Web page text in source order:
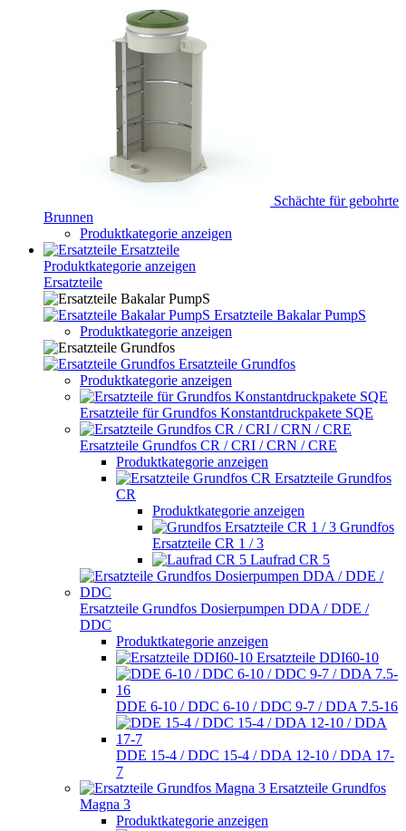
Schächte für gebohrte
Brunnen
Produktkategorie anzeigen
Ersatzteile
Produktkategorie anzeigen
Ersatzteile
Ersatzteile Bakalar PumpS
Produktkategorie anzeigen
Ersatzteile Grundfos
Produktkategorie anzeigen
Ersatzteile für Grundfos Konstantdruckpakete SQE
Ersatzteile Grundfos CR / CRI / CRN / CRE
Produktkategorie anzeigen
Ersatzteile Grundfos
CR
Produktkategorie anzeigen
Grundfos
Ersatzteile CR 1 / 3
Laufrad CR 5
Ersatzteile Grundfos Dosierpumpen DDA / DDE /
DDC
Produktkategorie anzeigen
Ersatzteile DDI60-10
DDE 6-10 / DDC 6-10 / DDC 9-7 / DDA 7.5-16
DDE 15-4 / DDC 15-4 / DDA 12-10 / DDA 17-
7
Ersatzteile Grundfos
Magna 3
Produktkategorie anzeigen